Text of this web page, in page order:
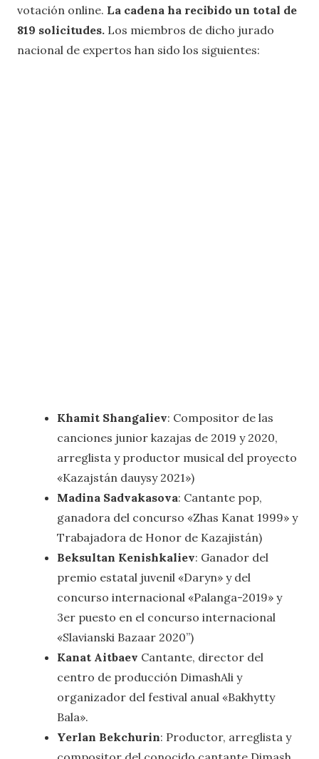
votación online. La cadena ha recibido un total de
819 solicitudes. Los miembros de dicho jurado
nacional de expertos han sido los siguientes:
Khamit Shangaliev: Compositor de las
canciones junior kazajas de 2019 y 2020,
arreglista y productor musical del proyecto
«Kazajstán dauysy 2021»)
Madina Sadvakasova: Cantante pop,
ganadora del concurso «Zhas Kanat 1999» y
Trabajadora de Honor de Kazajistán)
Beksultan Kenishkaliev: Ganador del
premio estatal juvenil «Daryn» y del
concurso internacional «Palanga-2019» y
3er puesto en el concurso internacional
«Slavianski Bazaar 2020”)
Kanat Aitbaev Cantante, director del
centro de producción DimashAli y
organizador del festival anual «Bakhytty
Bala».
Yerlan Bekchurin: Productor, arreglista y